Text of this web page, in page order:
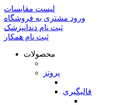
لیست مقایسات
ورود مشتری به فروشگاه
ثبت نام دندانپزشک
ثبت نام همکار
محصولات
پروتز
قالبگیری